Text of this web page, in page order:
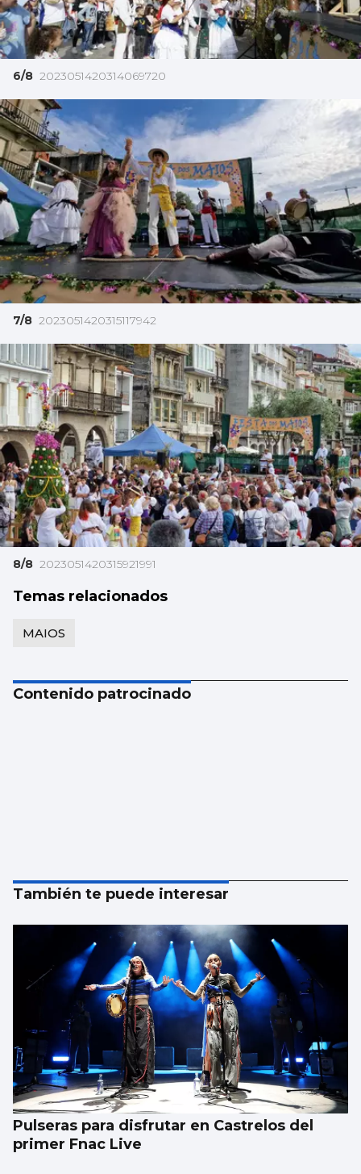
6/8 2023051420314069720
7/8 2023051420315117942
8/8 2023051420315921991
Temas relacionados
MAIOS
Contenido patrocinado
También te puede interesar
Pulseras para disfrutar en Castrelos del
primer Fnac Live